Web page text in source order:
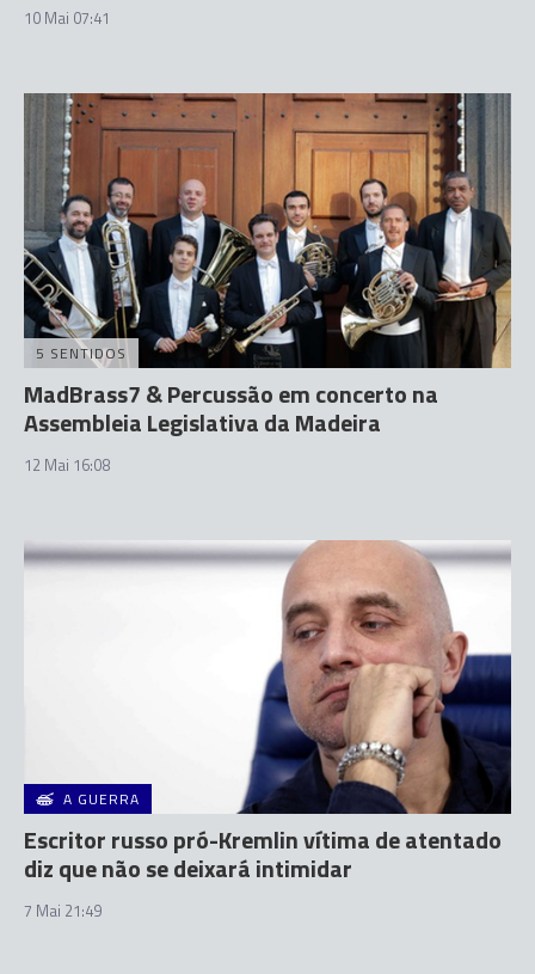
10 Mai 07:41
5 SENTIDOS
MadBrass7 & Percussão em concerto na
Assembleia Legislativa da Madeira
12 Mai 16:08
A GUERRA
Escritor russo pró-Kremlin vítima de atentado
diz que não se deixará intimidar
7 Mai 21:49